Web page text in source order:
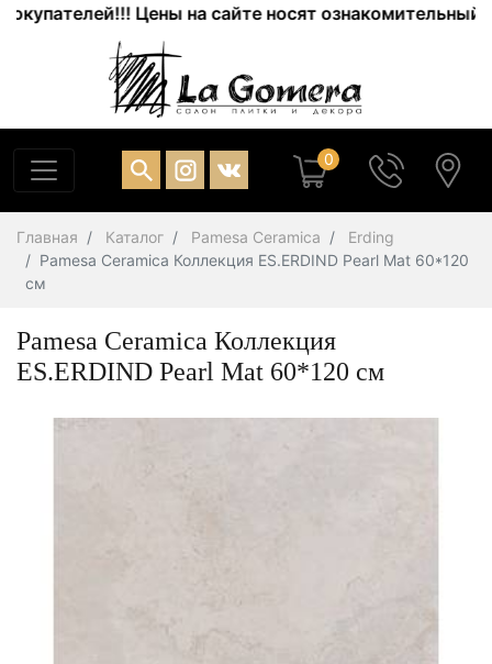
Цены на сайте носят ознакомительный
0
Главная Каталог Pamesa Ceramica
Erding
Pamesa Ceramica Коллекция ES.ERDIND Pearl Mat 60*120
см
Pamesa Ceramica Коллекция
ES.ERDIND Pearl Mat 60*120 см